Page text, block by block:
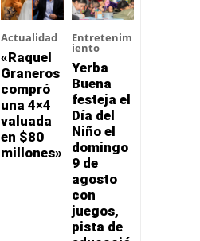
Actualidad
«Raquel
Graneros
compró
una 4×4
valuada
en $80
millones»
Entretenim
iento
Yerba
Buena
festeja el
Día del
Niño el
domingo
9 de
agosto
con
juegos,
pista de